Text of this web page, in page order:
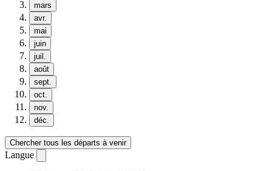
mars
avr.
mai
juin
juil.
août
sept.
oct.
nov.
déc.
Chercher tous les départs à venir
Langue